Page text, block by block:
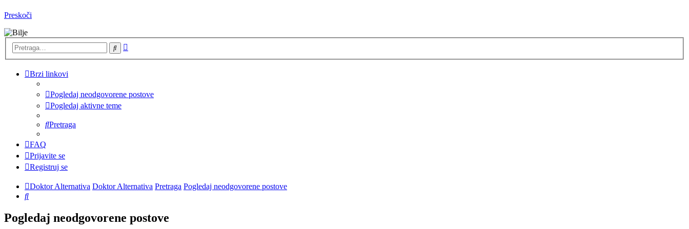
Preskoči
Pretraga
Brzi linkovi
Pogledaj neodgovorene postove
Pogledaj aktivne teme
Pretraga
FAQ
Prijavite se
Registruj se
Doktor Alternativa Doktor Alternativa Pretraga Pogledaj neodgovorene postove
Pretraga
Pogledaj neodgovorene postove